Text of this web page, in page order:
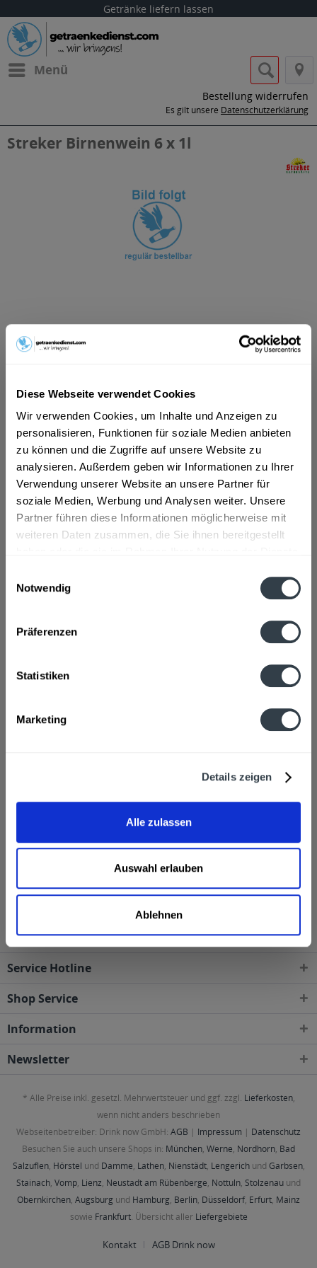
Diese Webseite verwendet Cookies
Wir verwenden Cookies, um Inhalte und Anzeigen zu
personalisieren, Funktionen für soziale Medien anbieten
zu können und die Zugriffe auf unsere Website zu
analysieren. Außerdem geben wir Informationen zu Ihrer
Verwendung unserer Website an unsere Partner für
soziale Medien, Werbung und Analysen weiter. Unsere
Partner führen diese Informationen möglicherweise mit
weiteren Daten zusammen, die Sie ihnen bereitgestellt
Notwendig
Präferenzen
Statistiken
Marketing
Details zeigen
Alle zulassen
Auswahl erlauben
Ablehnen
Getränke liefern lassen
Menü
Bestellung widerrufen
Es gilt unsere Datenschutzerklärung
Streker Birnenwein 6 x 1l
ab 101,01 € *
Vorrätig
In den Warenkorb
Artikel-Nr.:
33855
Verfügbar in:
Beschreibung
mehr
Geschmacksrichtung:
Fragen zum Artikel?
Zutaten und Allergene
Enthält SULFITE
Anmerkung: Sofern Allergene vorhanden sind, sind diese
W. Streker Natursaft GmbH, 71546 Aspach-Grossaspach mehr
6,0% vol
Regionen, Städten, Orten und Postleitzahl-Gebieten
Service Hotline
Shop Service
Information
Newsletter
* Alle Preise inkl. gesetzl. Mehrwertsteuer und ggf. zzgl. Lieferkosten,
wenn nicht anders beschrieben
Webseitenbetreiber: Drink now GmbH: AGB | Impressum | Datenschutz
Besuchen Sie auch unsere Shops in: München, Werne, Nordhorn, Bad
Salzuflen, Hörstel und Damme, Lathen, Nienstädt, Lengerichund Garbsen,
Stainach, Vomp, Lienz, Neustadt am Rübenberge, Nottuln, Stolzenau und
Obernkirchen, Augsburg und Hamburg, Berlin, Düsseldorf, Erfurt, Mainz
sowie Frankfurt. Übersicht aller Liefergebiete
Kontakt AGB Drink now